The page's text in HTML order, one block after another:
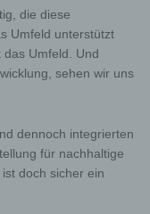
die diese
Umfeld unterstützt
Umfeld. Und
sehen wir uns
dennoch integrierten
für nachhaltige
doch sicher ein